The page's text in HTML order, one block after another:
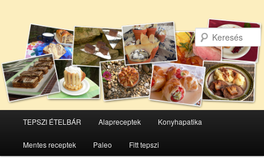
Tovább
az
Tovább
a
TEPSZI ÉTELBÁR Alapreceptek Konyhapatika
Mentes receptek Paleo Fitt tepszi